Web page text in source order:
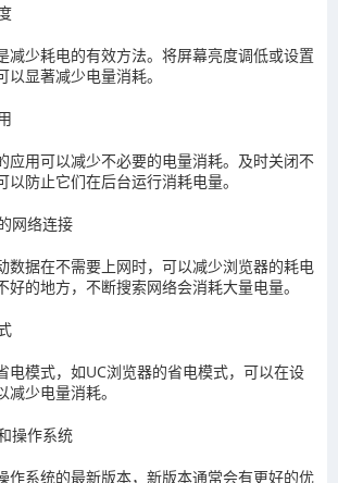
减少耗电的有效方法。将屏幕亮度调低或设置
显著减少电量消耗。
应用‌可以减少不必要的电量消耗。及时关闭不
以防止它们在后台运行消耗电量。
网络连接
数据‌在不需要上网时，可以减少浏览器的耗电
好的地方，不断搜索网络会消耗大量电量。
电模式‌，如UC浏览器的省电模式，可以在设
少电量消耗。
操作系统
作系统的最新版本‌，新版本通常会有更好的优